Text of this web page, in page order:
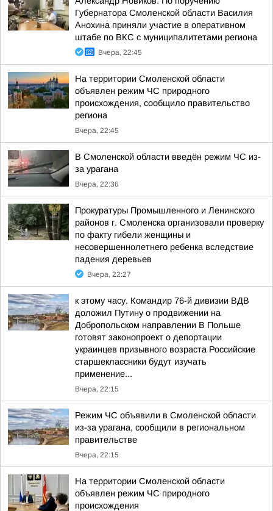
Губернатора Смоленской области Василия
Анохина приняли участие в оперативном
штабе по ВКС с муниципалитетами региона
Вчера, 22:45
На территории Смоленской области
объявлен режим ЧС природного
происхождения, сообщило правительство
региона
Вчера, 22:45
В Смоленской области введён режим ЧС из-
за урагана
Вчера, 22:36
Прокуратуры Промышленного и Ленинского
районов г. Смоленска организовали проверку
по факту гибели женщины и
несовершеннолетнего ребенка вследствие
падения деревьев
Вчера, 22:27
к этому часу. Командир 76-й дивизии ВДВ
доложил Путину о продвижении на
Добропольском направлении В Польше
готовят законопроект о депортации
украинцев призывного возраста Российские
старшеклассники будут изучать
применение...
Вчера, 22:15
Режим ЧС объявили в Смоленской области
из-за урагана, сообщили в региональном
правительстве
Вчера, 22:15
На территории Смоленской области
объявлен режим ЧС природного
происхождения